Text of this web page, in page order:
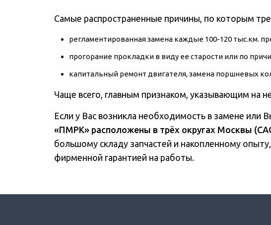
Самые распространенные причины, по которым
регламентированная замена каждые 100-120 тыс.км.
прогорание прокладки в виду ее старости или по
капитальный ремонт двигателя, замена поршневых
Чаще всего, главным признаком, указывающим на
Если у Вас возникла необходимость в замене или
«ПМРК» расположены в трёх округах Москвы
большому складу запчастей и накопленному
фирменной гарантией на работы.